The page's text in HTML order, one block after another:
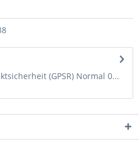
(GPSR) Normal 0...